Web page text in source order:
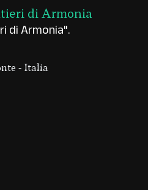
di Armonia"
- Italia